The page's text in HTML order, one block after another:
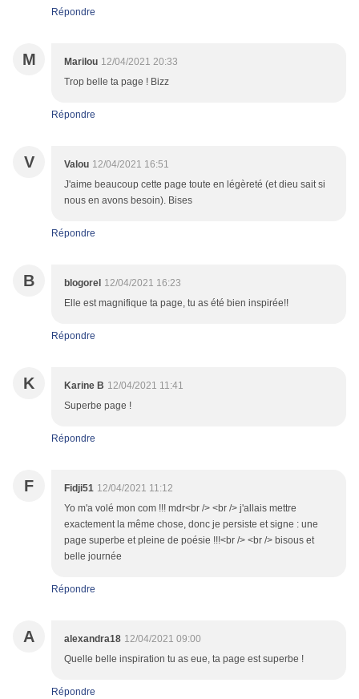
Répondre
M Marilou 12/04/2021 20:33
Trop belle ta page ! Bizz
Répondre
V Valou 12/04/2021 16:51
J'aime beaucoup cette page toute en légèreté (et dieu sait si
nous en avons besoin). Bises
Répondre
B blogorel 12/04/2021 16:23
Elle est magnifique ta page, tu as été bien inspirée!!
Répondre
K Karine B 12/04/2021 11:41
Superbe page !
Répondre
F Fidji51 12/04/2021 11:12
Yo m'a volé mon com !!! mdr<br /> <br /> j'allais mettre
exactement la même chose, donc je persiste et signe : une
page superbe et pleine de poésie !!!<br /> <br /> bisous et
belle journée
Répondre
A alexandra18 12/04/2021 09:00
Quelle belle inspiration tu as eue, ta page est superbe !
Répondre